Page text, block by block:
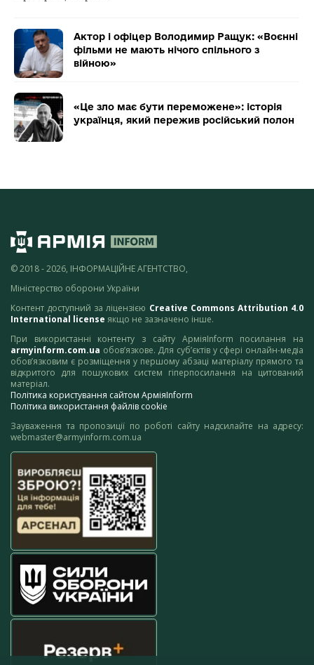
Актор і офіцер Володимир Ращук: «Воєнні
фільми не мають нічого спільного з
війною»
«Це зло має бути переможене»: історія
українця, який пережив російський полон
© 2018 - 2026, ІНФОРМАЦІЙНЕ АГЕНТСТВО,
Міністерство оборони України
Контент доступний за ліцензією Creative Commons Attribution 4.0
International license якщо не зазначено інше.
При використанні контенту з сайту АрміяInform посилання на
armyinform.com.ua обов’язкове. Для суб’єктів у сфері онлайн-медіа
обов’язковим є розміщення у першому абзаці матеріалу прямого та
відкритого для пошукових систем гіперпосилання на цитований
матеріал.
Політика користування сайтом АрміяInform
Політика використання файлів cookie
Зауваження та пропозиції по роботі сайту надсилайте на адресу:
webmaster@armyinform.com.ua